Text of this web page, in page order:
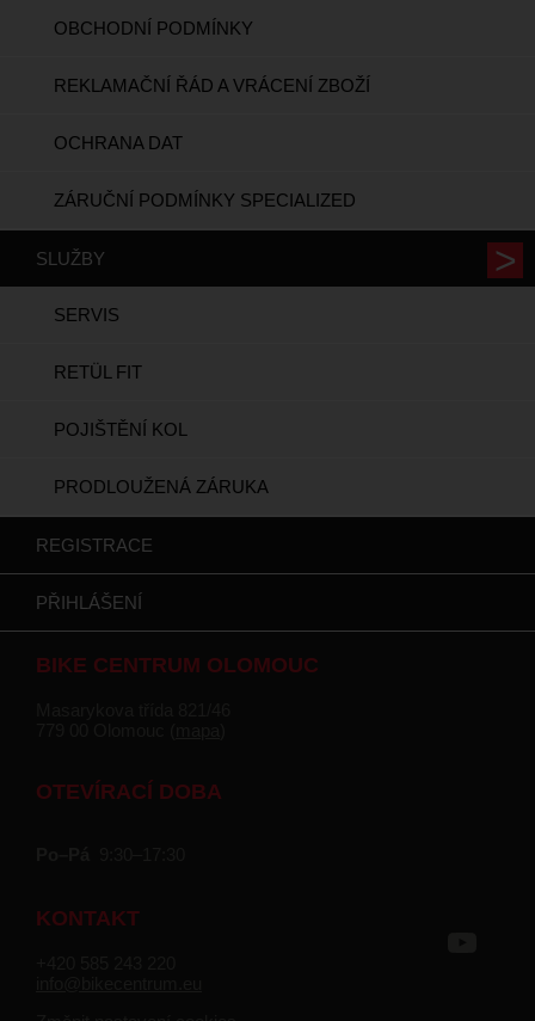
OBCHODNÍ PODMÍNKY
REKLAMAČNÍ ŘÁD A VRÁCENÍ ZBOŽÍ
OCHRANA DAT
ZÁRUČNÍ PODMÍNKY SPECIALIZED
SLUŽBY
SERVIS
RETÜL FIT
POJIŠTĚNÍ KOL
PRODLOUŽENÁ ZÁRUKA
REGISTRACE
PŘIHLÁŠENÍ
BIKE CENTRUM OLOMOUC
OTEVÍRACÍ DOBA
KONTAKT